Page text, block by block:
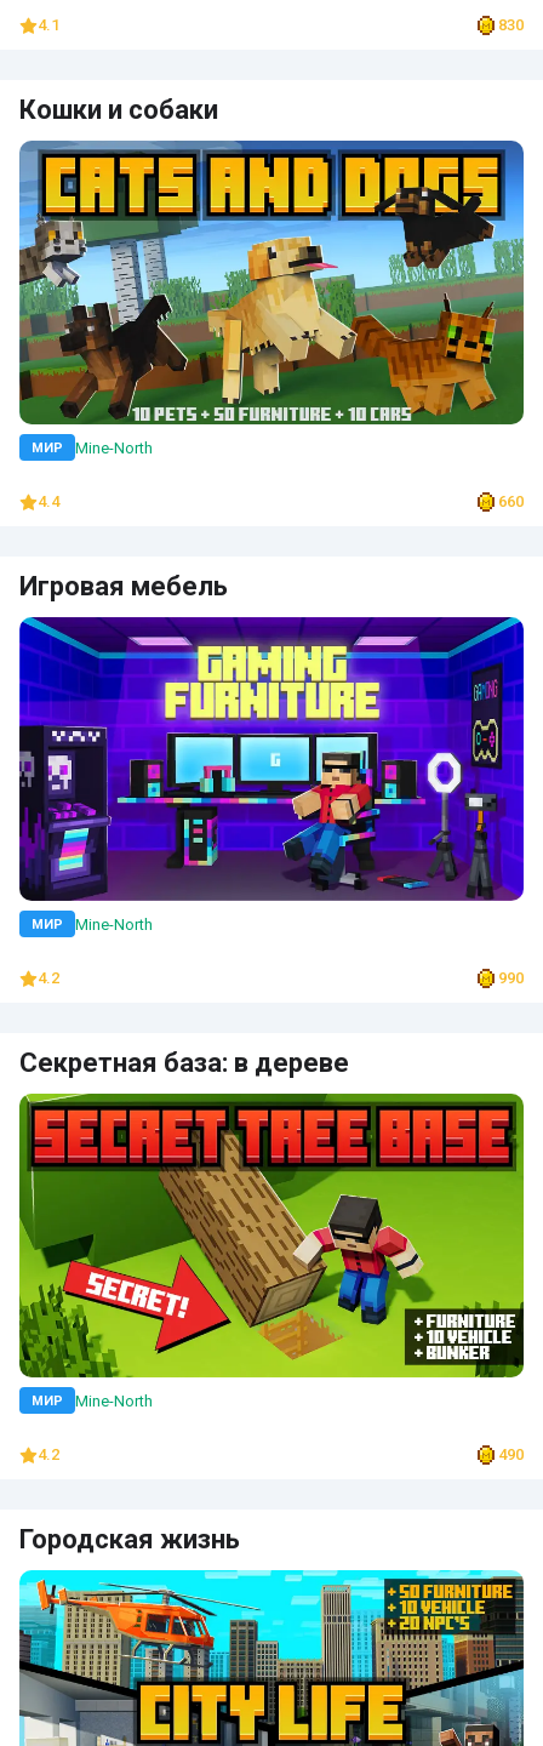
4.1 830
Кошки и собаки
МИР Mine-North
4.4 660
Игровая мебель
МИР Mine-North
4.2 990
Секретная база: в дереве
МИР Mine-North
4.2 490
Городская жизнь